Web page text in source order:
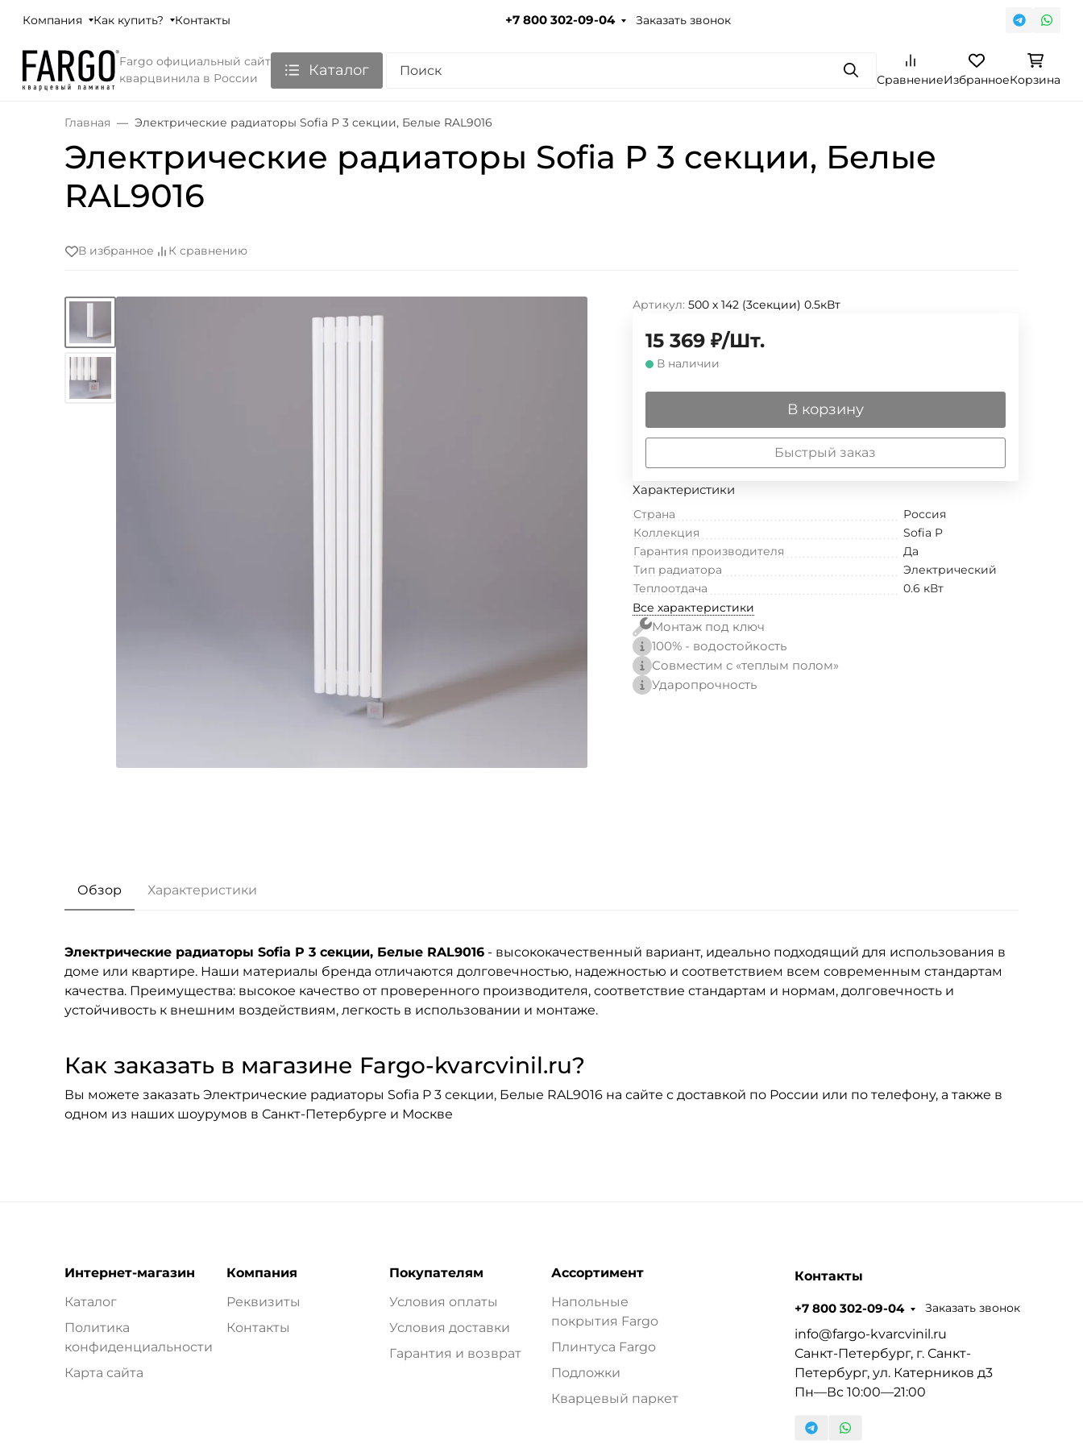
Компания Как купить? Контакты +7 800 302-09-04 Заказать звонок
Fargo официальный сайт
кварцвинила в России
Каталог ПоискСравнениеИзбранноеКорзина
Главная Электрические радиаторы Sofia P 3 секции, Белые RAL9016
Электрические радиаторы Sofia P 3 секции, Белые
RAL9016
В избранное К сравнению
Артикул: 500 х 142 (3секции) 0.5кВт
15 369 ₽/Шт.
В наличии
В корзину
Быстрый заказ
Характеристики
Страна
Россия
Коллекция
Sofia P
Гарантия производителя
Да
Тип радиатора
Электрический
Теплоотдача
0.6 кВт
Все характеристики
Монтаж под ключ
100% - водостойкость
Совместим с «теплым полом»
Ударопрочность
Обзор Характеристики
Электрические радиаторы Sofia P 3 секции, Белые RAL9016 - высококачественный вариант, идеально подходящий для использования в
доме или квартире. Наши материалы бренда отличаются долговечностью, надежностью и соответствием всем современным стандартам
качества. Преимущества: высокое качество от проверенного производителя, соответствие стандартам и нормам, долговечность и
устойчивость к внешним воздействиям, легкость в использовании и монтаже.
Как заказать в магазине Fargo-kvarcvinil.ru?
Вы можете заказать Электрические радиаторы Sofia P 3 секции, Белые RAL9016 на сайте с доставкой по России или по телефону, а также в
одном из наших шоурумов в Санкт-Петербурге и Москве
Интернет-магазин
Каталог
Политика
конфиденциальности
Карта сайта
Компания
Реквизиты
Контакты
Покупателям
Условия оплаты
Условия доставки
Гарантия и возврат
Ассортимент
Напольные
покрытия Fargo
Плинтуса Fargo
Подложки
Кварцевый паркет
Контакты
+7 800 302-09-04 Заказать звонок
info@fargo-kvarcvinil.ru
Санкт-Петербург, г. Санкт-
Петербург, ул. Катерников д3
Пн—Вс 10:00—21:00